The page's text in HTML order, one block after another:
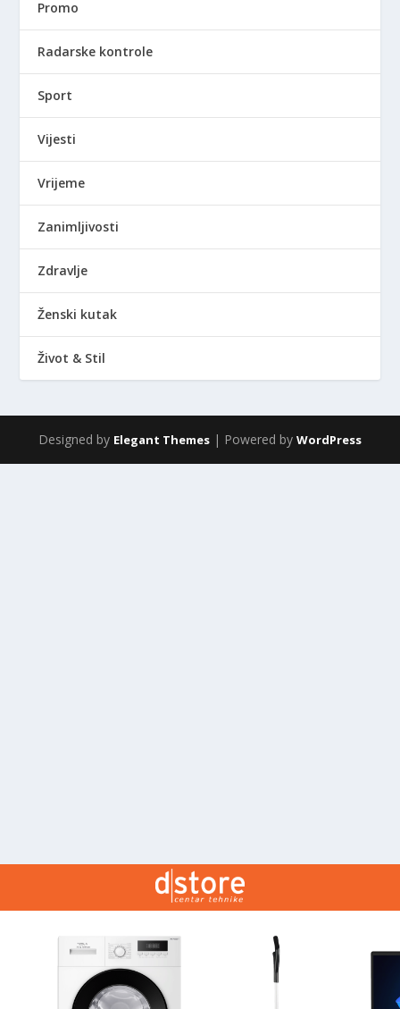
Promo
Radarske kontrole
Sport
Vijesti
Vrijeme
Zanimljivosti
Zdravlje
Ženski kutak
Život & Stil
Designed by Elegant Themes | Powered by WordPress